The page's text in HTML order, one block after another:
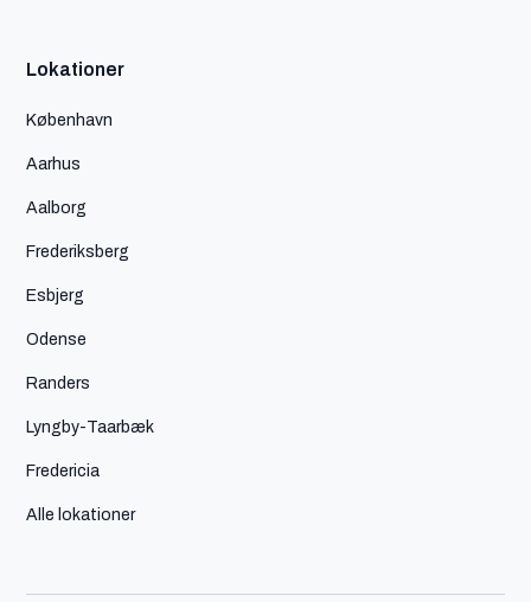
Lokationer
København
Aarhus
Aalborg
Frederiksberg
Esbjerg
Odense
Randers
Lyngby-Taarbæk
Fredericia
Alle lokationer